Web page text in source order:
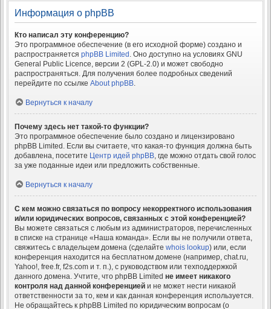
Информация о phpBB
Кто написал эту конференцию?
Это программное обеспечение (в его исходной форме) создано и
распространяется phpBB Limited . Оно доступно на условиях GNU
General Public Licence, версии 2 (GPL-2.0) и может свободно
распространяться. Для получения более подробных сведений
перейдите по ссылке About phpBB.
Вернуться к началу
Почему здесь нет такой-то функции?
Это программное обеспечение было создано и лицензировано
phpBB Limited. Если вы считаете, что какая-то функция должна быть
добавлена, посетите Центр идей phpBB, где можно отдать свой голос
за уже поданные идеи или предложить собственные.
Вернуться к началу
С кем можно связаться по вопросу некорректного использования
и/или юридических вопросов, связанных с этой конференцией?
Вы можете связаться с любым из администраторов, перечисленных
в списке на странице «Наша команда». Если вы не получили ответа,
свяжитесь с владельцем домена (сделайте whois lookup) или, если
конференция находится на бесплатном домене (например, chat.ru,
Yahoo!, free.fr, f2s.com и т. п.), с руководством или техподдержкой
данного домена. Учтите, что phpBB Limited не имеет никакого
контроля над данной конференцией и не может нести никакой
ответственности за то, кем и как данная конференция используется.
Не обращайтесь к phpBB Limited по юридическим вопросам (о